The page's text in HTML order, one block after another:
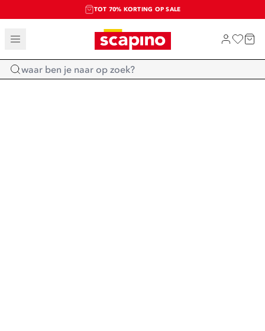
TOT 70% KORTING OP SALE
SALE: LAATSTE KANS!
SHOP NIEUW
Home